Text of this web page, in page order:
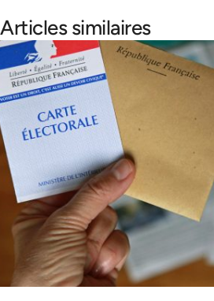
Articles similaires